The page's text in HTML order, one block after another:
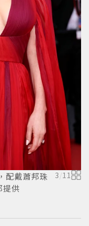
配戴蕭邦珠
提供
3/11